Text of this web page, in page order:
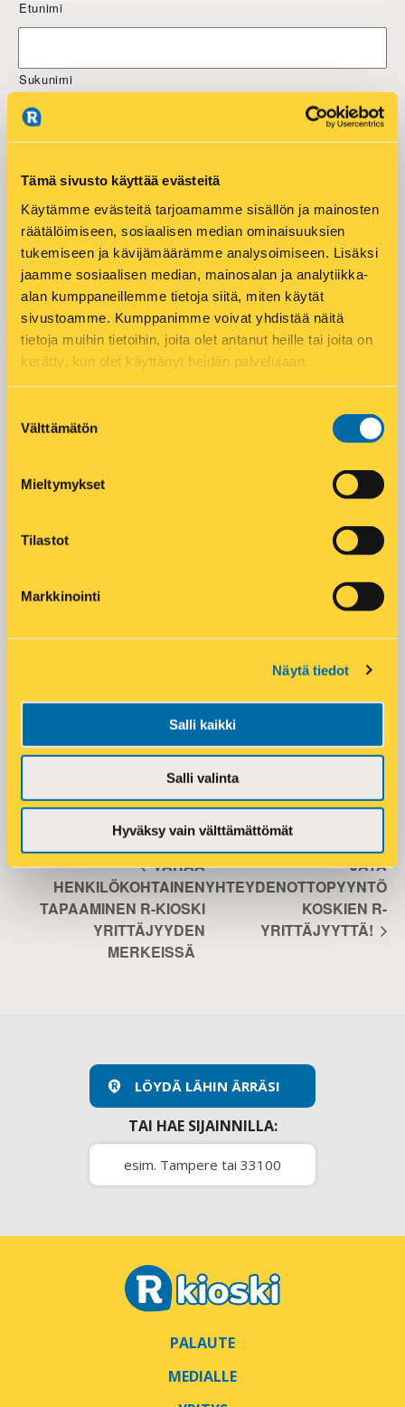
Tämä sivusto käyttää evästeitä
Käytämme evästeitä tarjoamamme sisällön ja mainosten
räätälöimiseen, sosiaalisen median ominaisuuksien
tukemiseen ja kävijämäärämme analysoimiseen. Lisäksi
jaamme sosiaalisen median, mainosalan ja analytiikka-
alan kumppaneillemme tietoja siitä, miten käytät
sivustoamme. Kumppanimme voivat yhdistää näitä
tietoja muihin tietoihin, joita olet antanut heille tai joita on
kerätty, kun olet käyttänyt heidän palvelujaan.
valinta
Välttämätön
Mieltymykset
Tilastot
Markkinointi
Näytä tiedot
Salli kaikki
Salli valinta
Hyväksy vain välttämättömät
Etunimi
Sukunimi
Sähköposti
Puhelin *
LÄHETÄ
DETAILS
10:00 - 11:00
046-8751134
Email:
asko.aaltonen@r-kioski.fi
Webinaari
VARAA
HENKILÖKOHTAINEN
TAPAAMINEN R-KIOSKI
YRITTÄJYYDEN
MERKEISSÄ
JÄTÄ
YHTEYDENOTTOPYYNTÖ
KOSKIEN R-
YRITTÄJYYTTÄ!
LÖYDÄ LÄHIN ÄRRÄSI
TAI HAE SIJAINNILLA:
PALAUTE
MEDIALLE